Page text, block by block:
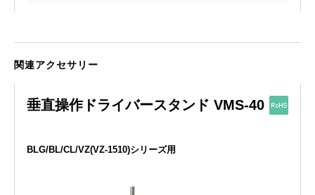
関連アクセサリー
垂直操作ドライバースタンド VMS-40
BLG/BL/CL/VZ(VZ-1510)シリーズ用